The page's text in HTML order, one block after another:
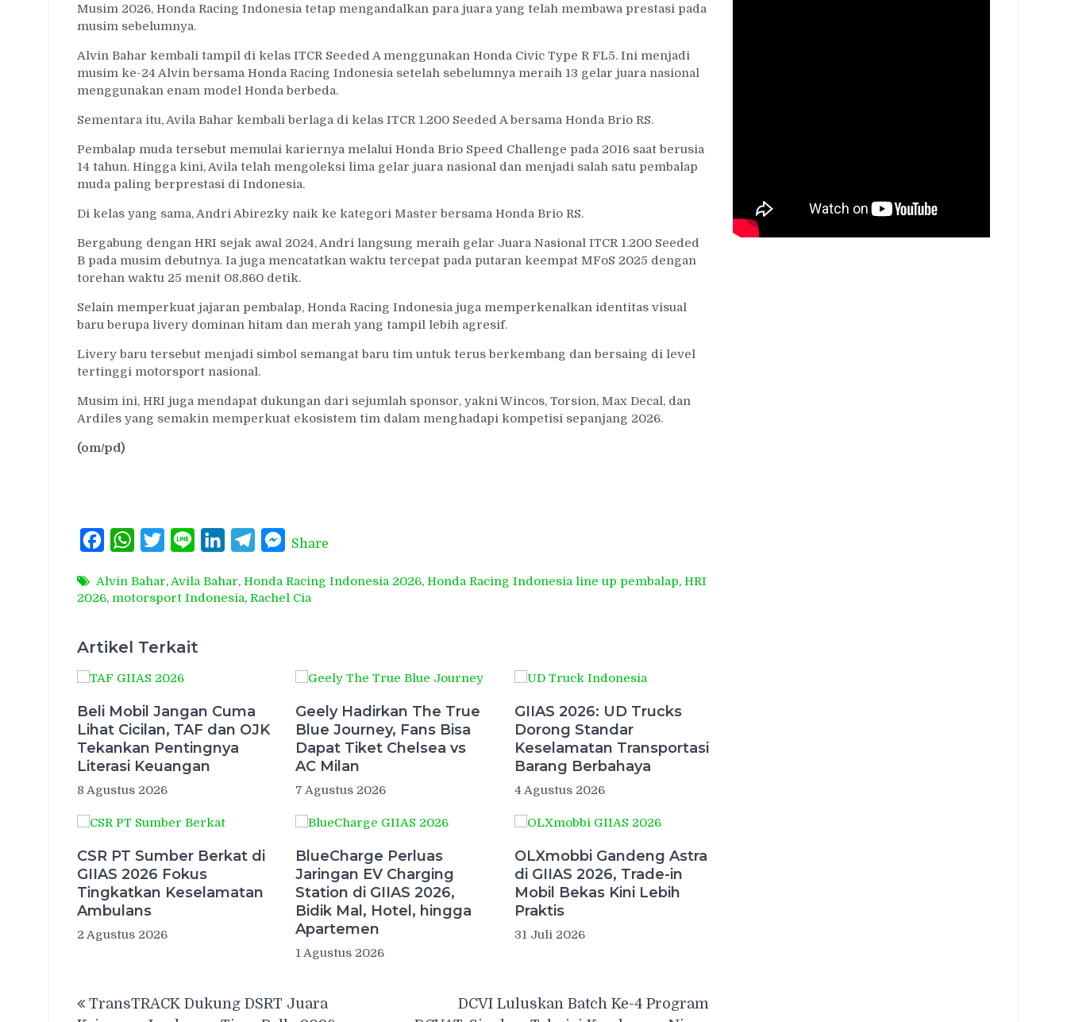
Musim 2026, Honda Racing Indonesia tetap mengandalkan para juara yang telah membawa prestasi pada
musim sebelumnya.
Alvin Bahar kembali tampil di kelas ITCR Seeded A menggunakan Honda Civic Type R FL5. Ini menjadi
musim ke-24 Alvin bersama Honda Racing Indonesia setelah sebelumnya meraih 13 gelar juara nasional
menggunakan enam model Honda berbeda.
Sementara itu, Avila Bahar kembali berlaga di kelas ITCR 1.200 Seeded A bersama Honda Brio RS.
Pembalap muda tersebut memulai kariernya melalui Honda Brio Speed Challenge pada 2016 saat berusia
14 tahun. Hingga kini, Avila telah mengoleksi lima gelar juara nasional dan menjadi salah satu pembalap
muda paling berprestasi di Indonesia.
Di kelas yang sama, Andri Abirezky naik ke kategori Master bersama Honda Brio RS.
Bergabung dengan HRI sejak awal 2024, Andri langsung meraih gelar Juara Nasional ITCR 1.200 Seeded
B pada musim debutnya. Ia juga mencatatkan waktu tercepat pada putaran keempat MFoS 2025 dengan
torehan waktu 25 menit 08,860 detik.
Selain memperkuat jajaran pembalap, Honda Racing Indonesia juga memperkenalkan identitas visual
baru berupa livery dominan hitam dan merah yang tampil lebih agresif.
Livery baru tersebut menjadi simbol semangat baru tim untuk terus berkembang dan bersaing di level
tertinggi motorsport nasional.
Musim ini, HRI juga mendapat dukungan dari sejumlah sponsor, yakni Wincos, Torsion, Max Decal, dan
Ardiles yang semakin memperkuat ekosistem tim dalam menghadapi kompetisi sepanjang 2026.
(om/pd)
FacebookWhatsAppTwitterLine LinkedInTelegramMessenger
Share
Alvin Bahar,Avila Bahar, Honda Racing Indonesia 2026, Honda Racing Indonesia line up pembalap, HRI
2026, motorsport Indonesia, Rachel Cia
Artikel Terkait
Beli Mobil Jangan Cuma
Lihat Cicilan, TAF dan OJK
Tekankan Pentingnya
Literasi Keuangan
8 Agustus 2026
Geely Hadirkan The True
Blue Journey, Fans Bisa
Dapat Tiket Chelsea vs
AC Milan
7 Agustus 2026
GIIAS 2026: UD Trucks
Dorong Standar
Keselamatan Transportasi
Barang Berbahaya
4 Agustus 2026
CSR PT Sumber Berkat di
GIIAS 2026 Fokus
Tingkatkan Keselamatan
Ambulans
2 Agustus 2026
BlueCharge Perluas
Jaringan EV Charging
Station di GIIAS 2026,
Bidik Mal, Hotel, hingga
Apartemen
1 Agustus 2026
OLXmobbi Gandeng Astra
di GIIAS 2026, Trade-in
Mobil Bekas Kini Lebih
Praktis
31 Juli 2026
pos
TransTRACK Dukung DSRT Juara
DCVI Luluskan Batch Ke-4 Program